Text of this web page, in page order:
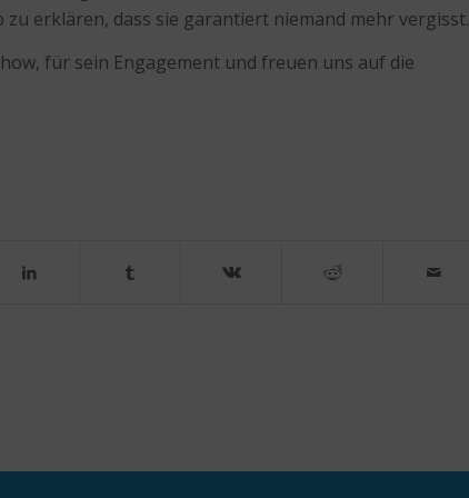
zu erklären, dass sie garantiert niemand mehr vergisst.
für sein Engagement und freuen uns auf die